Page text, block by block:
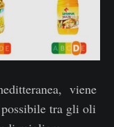
viene
tra gli oli